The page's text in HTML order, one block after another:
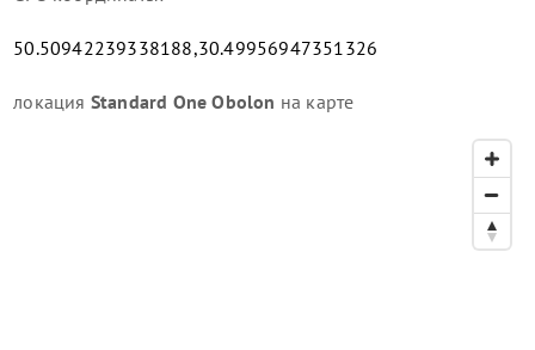
50.50942239338188,30.49956947351326
локация Standard One Obolon на карте